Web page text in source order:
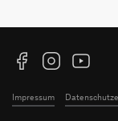
FacebookInstagramYouTube
Impressum